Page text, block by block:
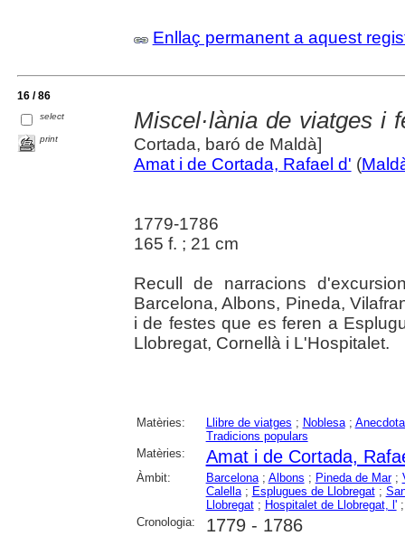
Enllaç permanent a aquest
16 / 86
select
print
Miscel·lània de viatges i
Cortada, baró de Maldà]
Amat i de Cortada, Rafael d' (
1779-1786
165 f. ; 21 cm
Recull de narracions
Barcelona, Albons, Pineda,
i de festes que es feren a
Llobregat, Cornellà i L'Hospitalet.
Matèries: Llibre de viatges ; Noblesa;
Tradicions populars
Matèries:
Amat i de Cortada,
Àmbit: Barcelona; Albons ; Pineda de Mar;
Calella; Esplugues de Llobregat;
Llobregat; Hospitalet de Llobregat, l'
Cronologia:
1779 - 1786